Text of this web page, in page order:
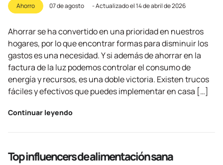
Ahorro 07 de agosto - Actualizado el14 de abril de 2026
Ahorrar se ha convertido en una prioridad en nuestros
hogares, por lo que encontrar formas para disminuir los
gastos es una necesidad. Y si además de ahorrar en la
factura de la luz podemos controlar el consumo de
energía y recursos, es una doble victoria. Existen trucos
fáciles y efectivos que puedes implementar en casa […]
Continuar leyendo
Top influencers de alimentación sana